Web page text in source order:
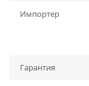
Импортер
Гарантия